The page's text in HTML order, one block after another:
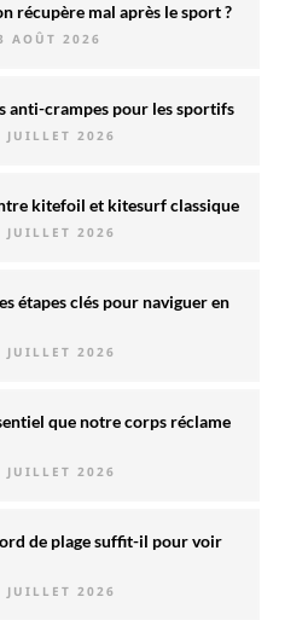
récupère mal après le sport ?
AOÛT 2026
anti-crampes pour les sportifs
JUILLET 2026
kitefoil et kitesurf classique
JUILLET 2026
étapes clés pour naviguer en
JUILLET 2026
que notre corps réclame
JUILLET 2026
de plage suffit-il pour voir
JUILLET 2026